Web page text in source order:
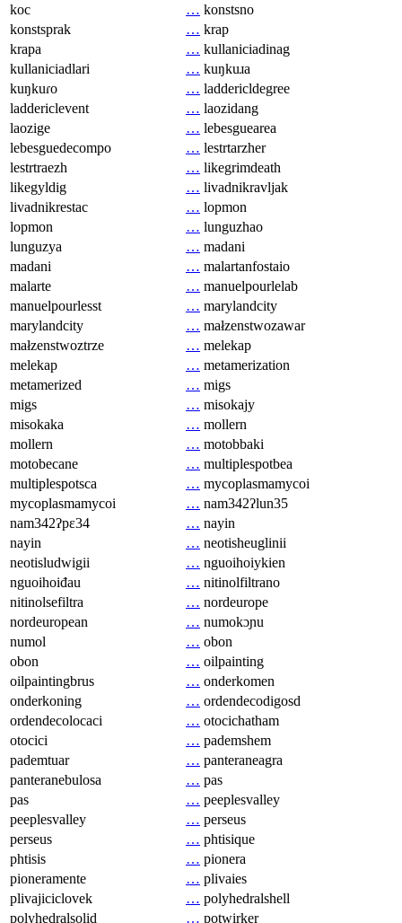
koc
… konstsno
konstsprak
… krap
krapa
… kullaniciadinag
kullaniciadlari
… kuŋkuɹa
kuŋkuɾo
… laddericldegree
laddericlevent
… laozidang
laozige
… lebesguearea
lebesguedecompo
… lestrtarzher
lestrtraezh
… likegrimdeath
likegyldig
… livadnikravljak
livadnikrestac
… lopmon
lopmon
… lunguzhao
lunguzya
… madani
madani
… malartanfostaio
malarte
… manuelpourlelab
manuelpourlesst
… marylandcity
marylandcity
… małzenstwozawar
małzenstwoztrze
… melekap
melekap
… metamerization
metamerized
… migs
migs
… misokajy
misokaka
… mollern
mollern
… motobbaki
motobecane
… multiplespotbea
multiplespotsca
… mycoplasmamycoi
mycoplasmamycoi
… nam342ʔlun35
nam342ʔpɛ34
… nayin
nayin
… neotisheuglinii
neotisludwigii
… nguoihoiykien
nguoihoiđau
… nitinolfiltrano
nitinolsefiltra
… nordeurope
nordeuropean
… numokɔɲu
numol
… obon
obon
… oilpainting
oilpaintingbrus
… onderkomen
onderkoning
… ordendecodigosd
ordendecolocaci
… otocichatham
otocici
… pademshem
pademtuar
… panteraneagra
panteranebulosa
… pas
pas
… peeplesvalley
peeplesvalley
… perseus
perseus
… phtisique
phtisis
… pionera
pioneramente
… plivaies
plivajiciclovek
… polyhedralshell
polyhedralsolid
… potwirker